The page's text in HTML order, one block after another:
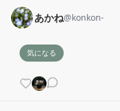
あかね@konkon-
気になる